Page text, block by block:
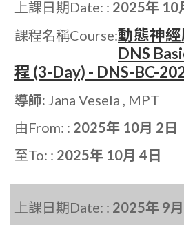
上課日期Date: : 2025年 10
課程名稱Course:動態神
DNS
程 (3-Day) - DNS-BC-
導師: Jana Vesela , MPT
由From: : 2025年 10月 2日
至To: : 2025年 10月 4日
上課日期Date: : 2025年 9